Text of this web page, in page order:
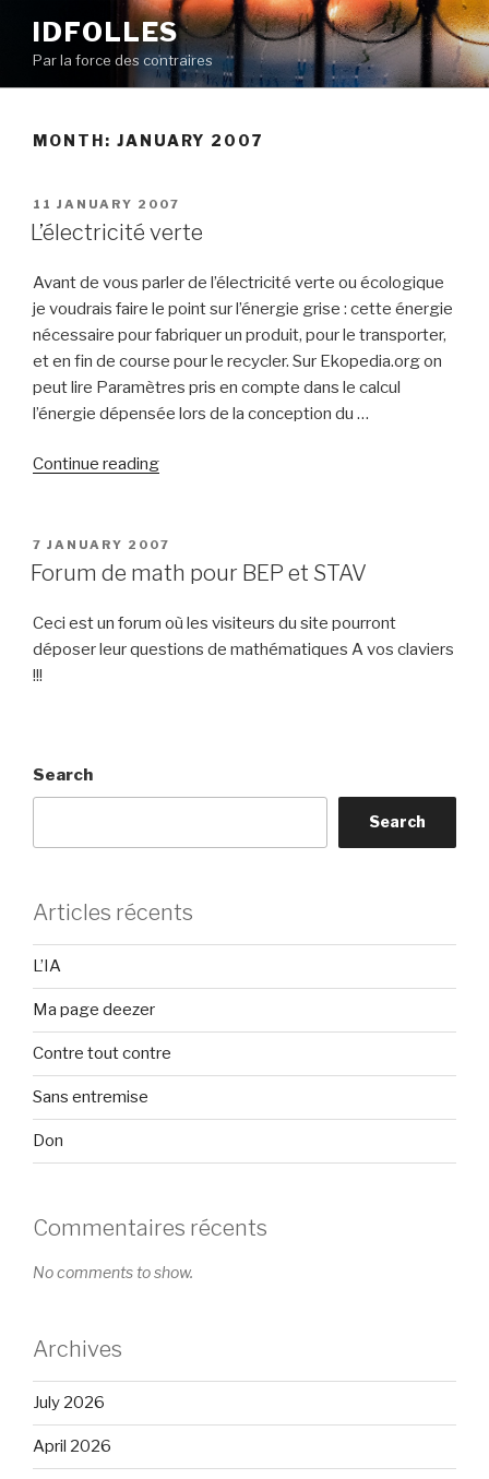
content
IDFOLLES
Par la force des contraires
MONTH: JANUARY 2007
POSTED
ON
11 JANUARY 2007
L’électricité verte
Avant de vous parler de l’électricité verte ou écologique
je voudrais faire le point sur l’énergie grise : cette énergie
nécessaire pour fabriquer un produit, pour le transporter,
et en fin de course pour le recycler. Sur Ekopedia.org on
peut lire Paramètres pris en compte dans le calcul
l’énergie dépensée lors de la conception du …
Continue reading“L’électricité
POSTED
ON
7 JANUARY 2007
Forum de math pour BEP et STAV
Ceci est un forum où les visiteurs du site pourront
déposer leur questions de mathématiques A vos claviers
!!!
Search
Search
Articles récents
L’IA
Ma page deezer
Contre tout contre
Sans entremise
Don
Commentaires récents
No comments to show.
Archives
July 2026
April 2026